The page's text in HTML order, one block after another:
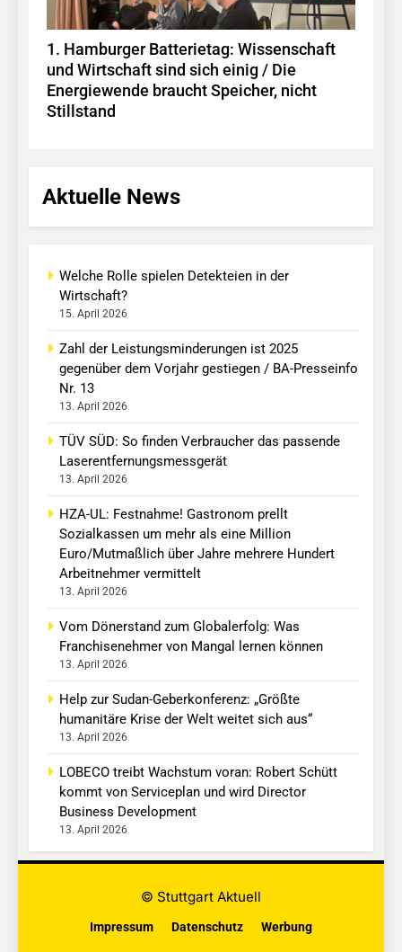
1. Hamburger Batterietag: Wissenschaft
und Wirtschaft sind sich einig / Die
Energiewende braucht Speicher, nicht
Stillstand
Aktuelle News
Welche Rolle spielen Detekteien in der
Wirtschaft?
15. April 2026
Zahl der Leistungsminderungen ist 2025
gegenüber dem Vorjahr gestiegen / BA-Presseinfo
Nr. 13
13. April 2026
TÜV SÜD: So finden Verbraucher das passende
Laserentfernungsmessgerät
13. April 2026
HZA-UL: Festnahme! Gastronom prellt
Sozialkassen um mehr als eine Million
Euro/Mutmaßlich über Jahre mehrere Hundert
Arbeitnehmer vermittelt
13. April 2026
Vom Dönerstand zum Globalerfolg: Was
Franchisenehmer von Mangal lernen können
13. April 2026
Help zur Sudan-Geberkonferenz: „Größte
humanitäre Krise der Welt weitet sich aus“
13. April 2026
LOBECO treibt Wachstum voran: Robert Schütt
kommt von Serviceplan und wird Director
Business Development
13. April 2026
© Stuttgart Aktuell
Impressum Datenschutz Werbung